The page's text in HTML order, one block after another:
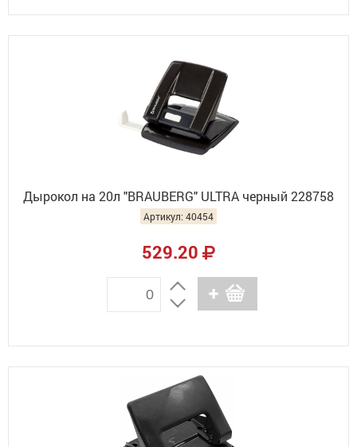
Дырокол на 20л "BRAUBERG" ULTRA черный 228758
Артикул: 40454
529.20